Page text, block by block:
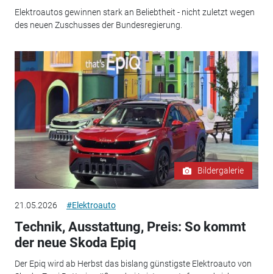
Elektroautos gewinnen stark an Beliebtheit - nicht zuletzt wegen
des neuen Zuschusses der Bundesregierung.
Bildergalerie
21.05.2026 #Elektroauto
Technik, Ausstattung, Preis: So kommt
der neue Skoda Epiq
Der Epiq wird ab Herbst das bislang günstigste Elektroauto von